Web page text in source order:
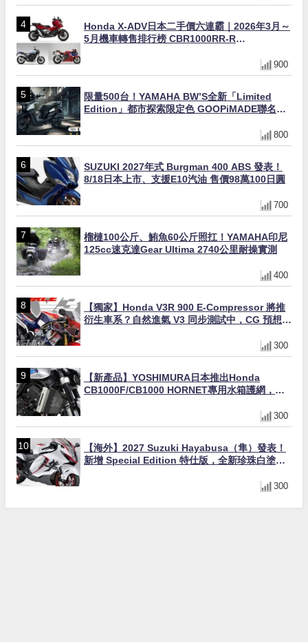
Honda X-ADV日本二手價六連霸｜2026年3月～
5月機車轉售排行榜 CBR1000RR-R
900
限量500台！YAMAHA BW’S全新「Limited
Edition」都市探索限定色 GOOPiMADE聯名包
800
SUZUKI 2027年式 Burgman 400 ABS 發表！
8/18日本上市、支援E10汽油 售價98萬100日圓
700
榴槤100公斤、鮪魚60公斤照扛！YAMAHA印尼
125cc速克達Gear Ultima 2740公里耐操實測
400
【獨家】Honda V3R 900 E-Compressor 將推
衍生車系？自然進氣 V3 同步測試中，CG 預想曝
300
【新產品】YOSHIMURA日本推出Honda
CB1000F/CB1000 HORNET專用水箱護網，六
300
【海外】2027 Suzuki Hayabusa（隼）發表！
新增 Special Edition 特仕版，全新珍珠白塗裝
300